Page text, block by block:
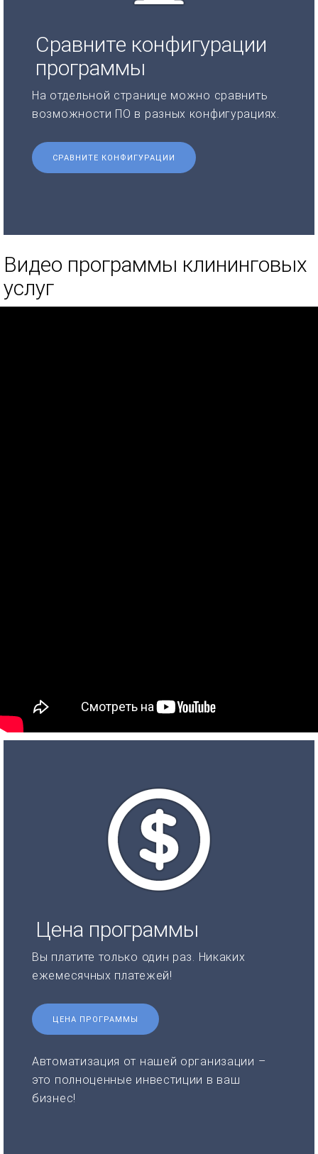
Сравните конфигурации
программы
На отдельной странице можно сравнить
возможности ПО в разных конфигурациях.
СРАВНИТЕ КОНФИГУРАЦИИ
Видео программы клининговых
услуг
Цена программы
Вы платите только один раз. Никаких
ежемесячных платежей!
ЦЕНА ПРОГРАММЫ
Автоматизация от нашей организации –
это полноценные инвестиции в ваш
бизнес!